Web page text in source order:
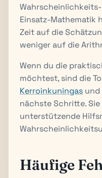
Einsatz-Mathematik
Zeit auf die
weniger auf die
Wenn du die
möchtest, sind die
Kerroinkuningas und
nächste Schritte.
unterstützende
Häufige